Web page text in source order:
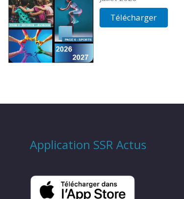
Télécharger
Application SSR Actus